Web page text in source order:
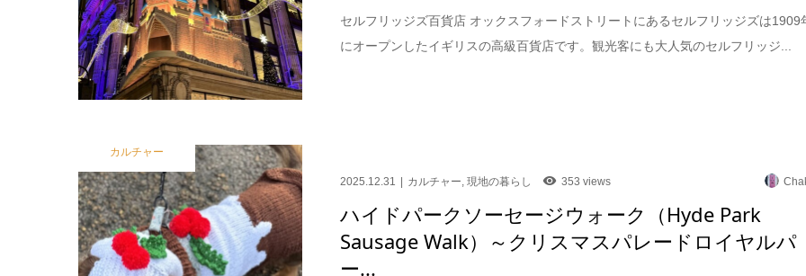
セルフリッジズ百貨店 オックスフォードストリートにあるセルフリッジズは1909
にオープンしたイギリスの高級百貨店です。観光客にも大人気のセルフリッジ...
カルチャー
2025.12.31 カルチャー,現地の暮らし 353 views
ハイドパークソーセージウォーク（Hyde Park
Sausage Walk）～クリスマスパレードロイヤルパ
ー...